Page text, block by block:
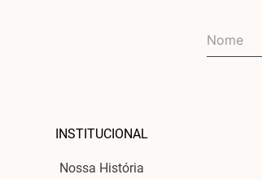
INSTITUCIONAL
Nossa História